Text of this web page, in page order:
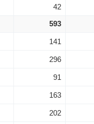
42
593
141
296
91
163
202